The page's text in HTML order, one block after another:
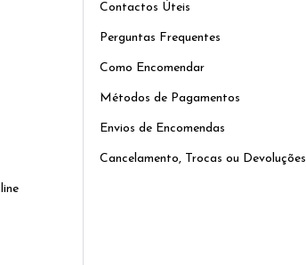
Contactos Úteis
Perguntas Frequentes
Como Encomendar
Métodos de Pagamentos
Envios de Encomendas
Cancelamento, Trocas ou Devoluções